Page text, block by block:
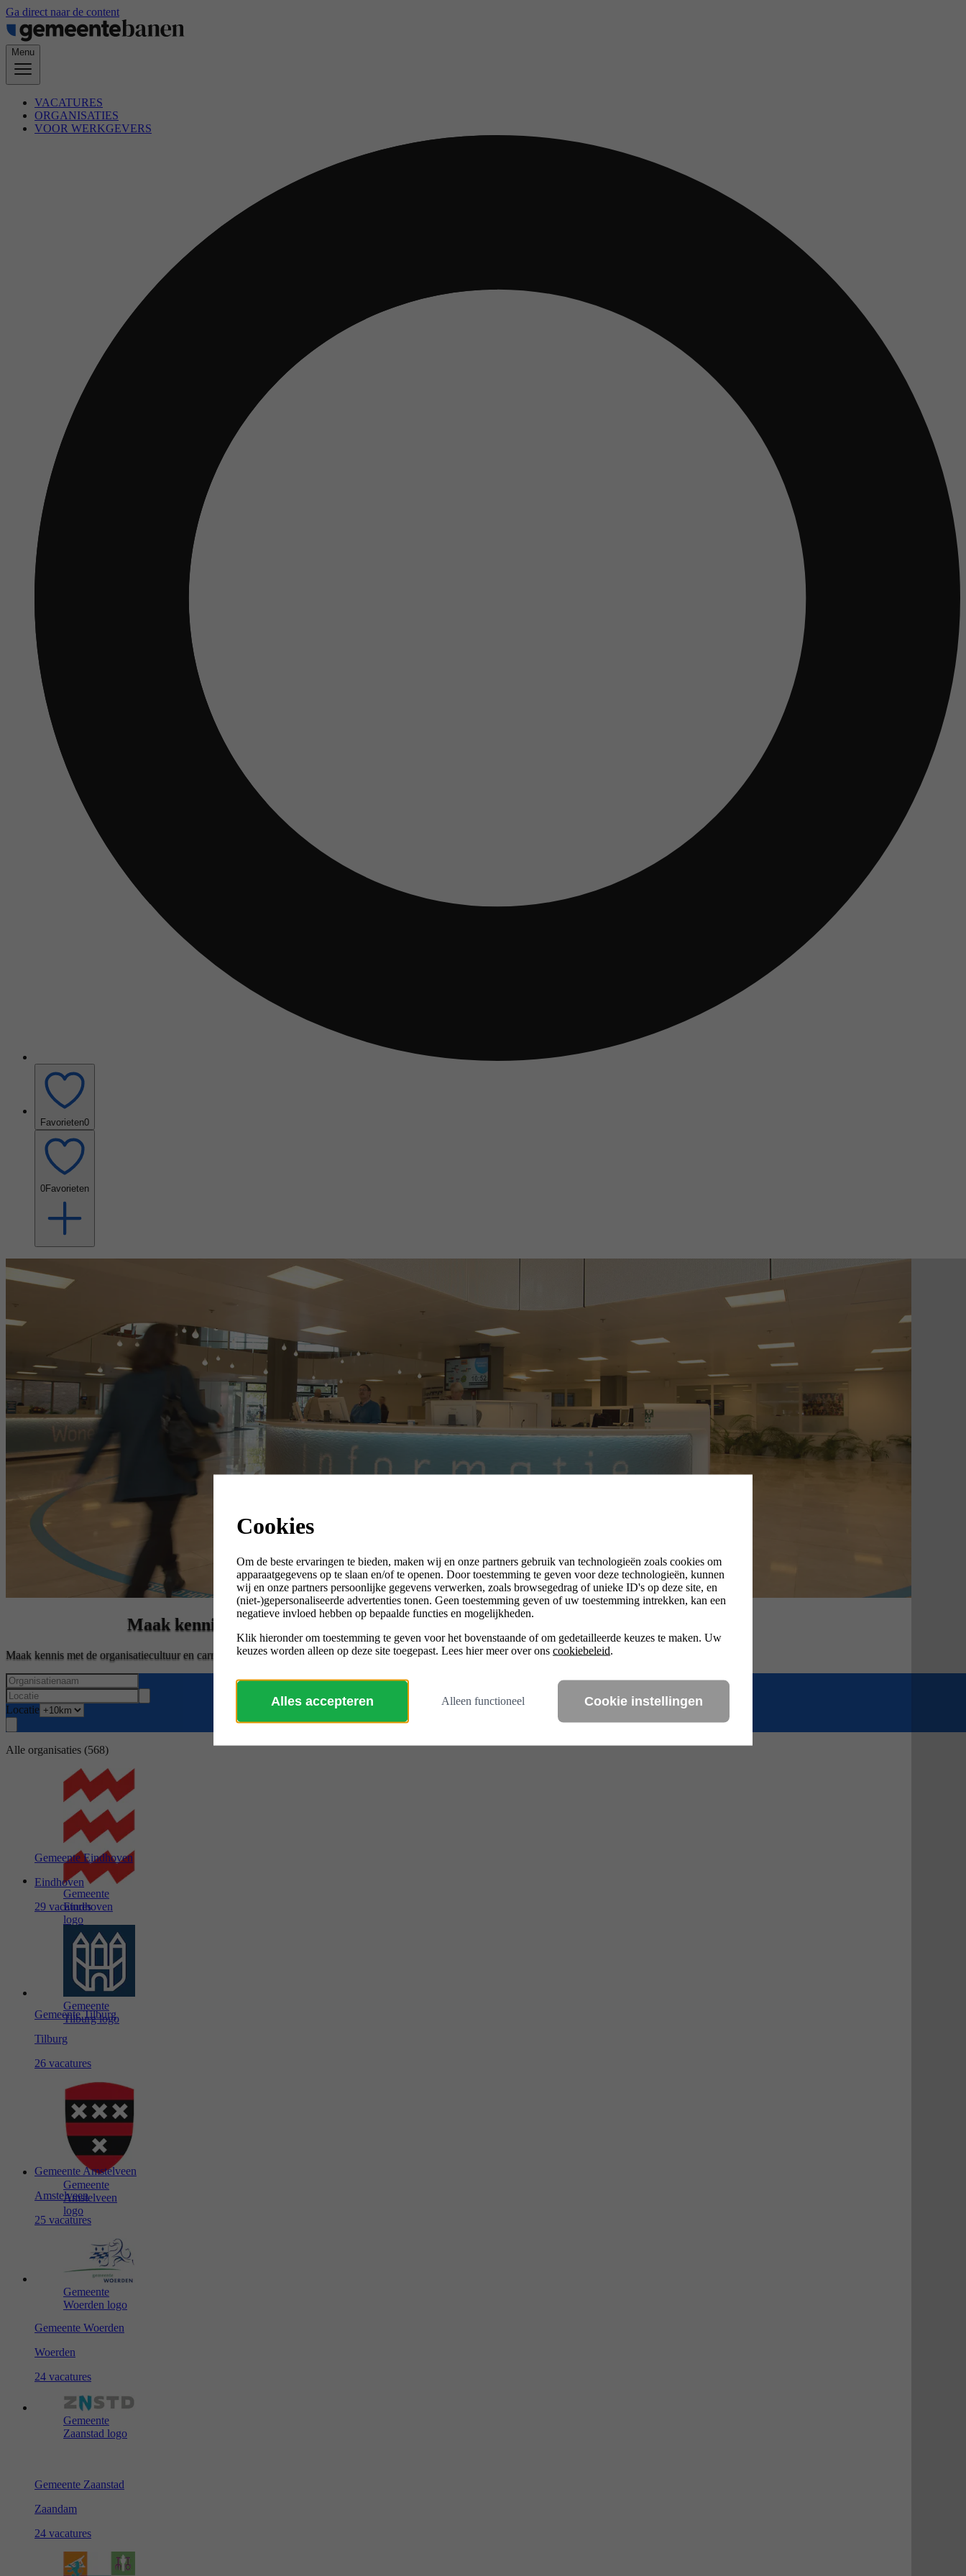
Ga direct naar de content
Menu
VACATURES
ORGANISATIES
VOOR WERKGEVERS
Favorieten0
0Favorieten
Maak kennis met de overheid
Maak kennis met de organisatiecultuur en carrièremogelijkheden van gemeenten en andere overheden
Locatie
Alle organisaties (568)
Gemeente
Eindhoven
logo
Gemeente Eindhoven
Eindhoven
29 vacatures
Gemeente
Tilburg logo
Gemeente Tilburg
Tilburg
26 vacatures
Gemeente
Amstelveen
logo
Gemeente Amstelveen
Amstelveen
25 vacatures
Gemeente
Woerden logo
Gemeente Woerden
Woerden
24 vacatures
Gemeente
Zaanstad logo
Gemeente Zaanstad
Zaandam
24 vacatures
Cookies
Om de beste ervaringen te bieden, maken wij en onze partners gebruik van technologieën zoals cookies om
apparaatgegevens op te slaan en/of te openen. Door toestemming te geven voor deze technologieën, kunnen
wij en onze partners persoonlijke gegevens verwerken, zoals browsegedrag of unieke ID's op deze site, en
(niet-)gepersonaliseerde advertenties tonen. Geen toestemming geven of uw toestemming intrekken, kan een
negatieve invloed hebben op bepaalde functies en mogelijkheden.
Klik hieronder om toestemming te geven voor het bovenstaande of om gedetailleerde keuzes te maken. Uw
keuzes worden alleen op deze site toegepast. Lees hier meer over ons cookiebeleid.
Alles accepteren Alleen functioneel Cookie instellingen